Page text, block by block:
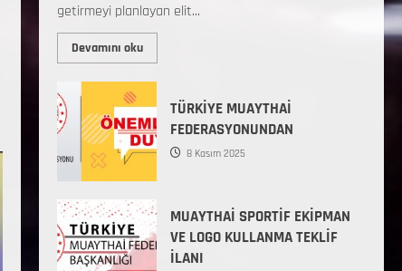
getirmeyi planlayan elit...
Devamını oku
TÜRKİYE MUAYTHAİ
FEDERASYONUNDAN
8 Kasım 2025
MUAYTHAİ SPORTİF EKİPMAN
VE LOGO KULLANMA TEKLİF
İLANI